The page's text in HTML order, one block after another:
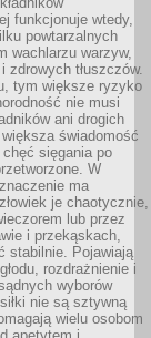
funkcjonuje wtedy,
powtarzalnych
wachlarzu warzyw,
zdrowych tłuszczów.
tym większe ryzyko
nie musi
ani drogich
świadomość
sięgania po
W
ma
je chaotycznie,
lub przez
i przekąskach,
stabilnie. Pojawiają
rozdrażnienie i
wyborów
nie są sztywną
wielu osobom